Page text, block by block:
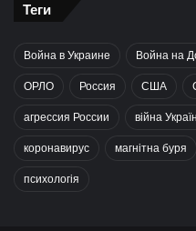
Теги
Война в Украине Война на
ОРЛО Россия США
агрессия России війна
коронавирус магнітна буря
психологія